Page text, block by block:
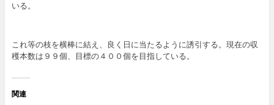
いる。
これ等の枝を横棒に結え、良く日に当たるように誘引する。現在の収
穫本数は９９個、目標の４００個を目指している。
関連